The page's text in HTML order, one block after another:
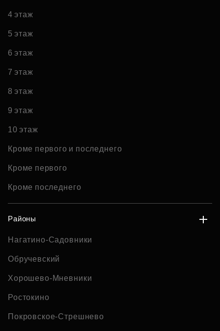
4 этаж
5 этаж
6 этаж
7 этаж
8 этаж
9 этаж
10 этаж
Кроме первого и последнего
Кроме первого
Кроме последнего
Районы
Нагатино-Садовники
Обручевский
Хорошево-Мневники
Ростокино
Покровское-Стрешнево